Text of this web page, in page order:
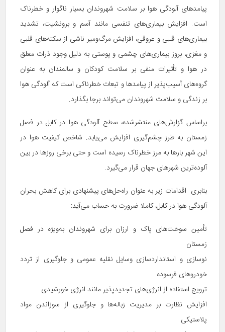
پیامدهای آلودگی هوا بر سلامت شهروندان بسیار ناگوار و خطرناک
است. افزایش بیماری‌های تنفسی مانند آسم و برونشیت، تشدید
بیماری‌های قلبی و عروقی، افزایش مرگ‌ومیر ناشی از سکته‌های قلبی
و مغزی، بروز بیماری‌های چشمی و پوستی به دلیل وجود ذرات معلق
در هوا و تأثیرات منفی بر سلامت کودکان و سالمندان به عنوان
گروه‌های آسیب‌پذیر از پیامدها و تبعات خطرناکی است که آلودگی هوا
بر زندگی و سلامت شهروندان می‌تواند برجا بگذارد.
براساس گزارش‌های منتشرشده، سطح آلودگی هوا در کابل در فصل
زمستان به طرز چشم‌گیری افزایش می‌یابد. شاخص کیفیت هوا در
این شهر بارها به مرز خطرناک رسیده است و حتی برخی روزها در بین
آلوده‌ترین شهرهای جهان قرار می‌گیرد.
بنابری اقدامات زیر به عنوان راه‌حل‌های پیشنهادی برای کاهش بحران
آلودگی هوا در کابل، کاملا ضرورت به حساب می‌آید:
تأمین سوخت‌های پاک و ارزان برای شهروندان به‌ویژه در فصل
زمستان
نوسازی و استانداردسازی وسایل نقلیه عمومی و جلوگیری از تردد
خودروهای فرسوده
ترویج استفاده از انرژی‌های تجدیدپذیر مانند انرژی خورشیدی
افزایش نظارت بر مدیریت زباله‌ها و جلوگیری از سوزاندن مواد
پلاستیکی